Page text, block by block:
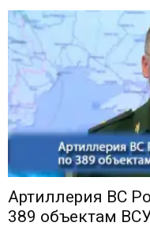
Артиллерия ВС
389 объектам